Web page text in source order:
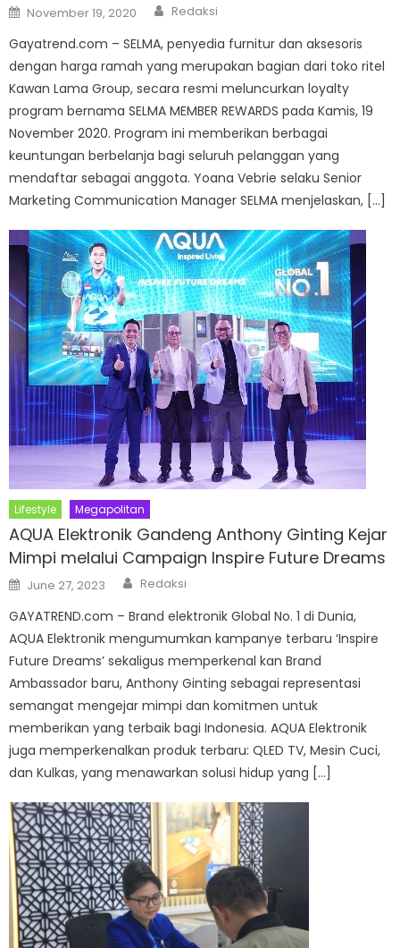
Posted
on
November 19, 2020 Author
Redaksi
Gayatrend.com – SELMA, penyedia furnitur dan aksesoris
dengan harga ramah yang merupakan bagian dari toko ritel
Kawan Lama Group, secara resmi meluncurkan loyalty
program bernama SELMA MEMBER REWARDS pada Kamis, 19
November 2020. Program ini memberikan berbagai
keuntungan berbelanja bagi seluruh pelanggan yang
mendaftar sebagai anggota. Yoana Vebrie selaku Senior
Marketing Communication Manager SELMA menjelaskan, […]
Lifestyle Megapolitan
AQUA Elektronik Gandeng Anthony Ginting Kejar
Mimpi melalui Campaign Inspire Future Dreams
Posted
on
June 27, 2023 Author
Redaksi
GAYATREND.com – Brand elektronik Global No. 1 di Dunia,
AQUA Elektronik mengumumkan kampanye terbaru ‘Inspire
Future Dreams’ sekaligus memperkenal kan Brand
Ambassador baru, Anthony Ginting sebagai representasi
semangat mengejar mimpi dan komitmen untuk
memberikan yang terbaik bagi Indonesia. AQUA Elektronik
juga memperkenalkan produk terbaru: QLED TV, Mesin Cuci,
dan Kulkas, yang menawarkan solusi hidup yang […]